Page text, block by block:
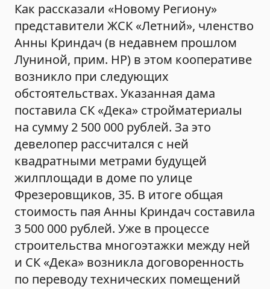
Как рассказали «Новому Региону»
представители ЖСК «Летний», членство
Анны Криндач (в недавнем прошлом
Луниной, прим. НР) в этом кооперативе
возникло при следующих
обстоятельствах. Указанная дама
поставила СК «Дека» стройматериалы
на сумму 2 500 000 рублей. За это
девелопер рассчитался с ней
квадратными метрами будущей
жилплощади в доме по улице
Фрезеровщиков, 35. В итоге общая
стоимость пая Анны Криндач составила
3 500 000 рублей. Уже в процессе
строительства многоэтажки между ней
и СК «Дека» возникла договоренность
по переводу технических помещений